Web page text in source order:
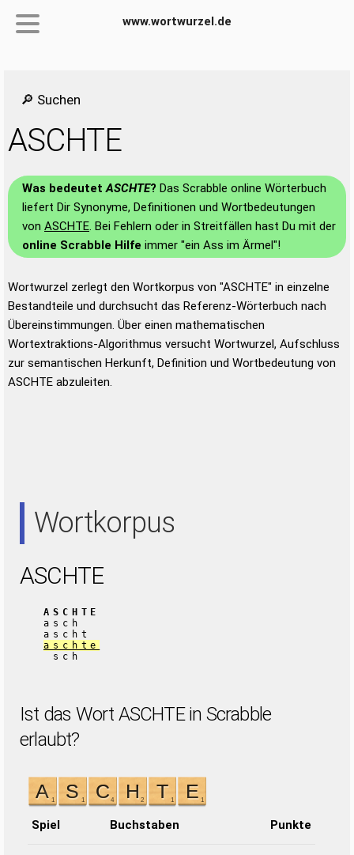
www.wortwurzel.de
🔎 Suchen
ASCHTE
Was bedeutetASCHTE? Das Scrabble online Wörterbuch
liefert Dir Synonyme, Definitionen und Wortbedeutungen
von ASCHTE. Bei Fehlern oder in Streitfällen hast Du mit der
online Scrabble Hilfe immer "ein Ass im Ärmel"!
Wortwurzel zerlegt den Wortkorpus von "ASCHTE" in einzelne
Bestandteile und durchsucht das Referenz-Wörterbuch nach
Übereinstimmungen. Über einen mathematischen
Wortextraktions-Algorithmus versucht Wortwurzel, Aufschluss
zur semantischen Herkunft, Definition und Wortbedeutung von
ASCHTE abzuleiten.
Wortkorpus
ASCHTE
ASCHTE
asch
ascht
aschte
sch
Ist das Wort ASCHTE in Scrabble
erlaubt?
Spiel Buchstaben Punkte